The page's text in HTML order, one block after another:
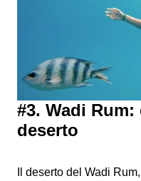
#3. Wadi
deserto
Il deserto del Wadi